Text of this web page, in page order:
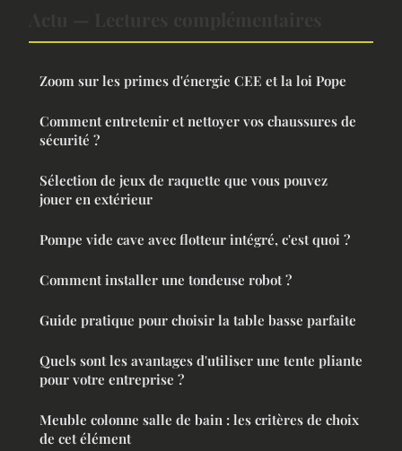
Zoom sur les primes d'énergie CEE et la loi Pope
Comment entretenir et nettoyer vos chaussures de
sécurité ?
Sélection de jeux de raquette que vous pouvez
jouer en extérieur
Pompe vide cave avec flotteur intégré, c'est quoi ?
Comment installer une tondeuse robot ?
Guide pratique pour choisir la table basse parfaite
Quels sont les avantages d'utiliser une tente pliante
pour votre entreprise ?
Meuble colonne salle de bain : les critères de choix
de cet élément